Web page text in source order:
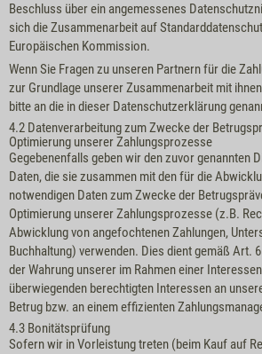
Beschluss über ein angemessenes
sich die Zusammenarbeit auf
Europäischen Kommission.
Wenn Sie Fragen zu unseren Partnern für die
zur Grundlage unserer Zusammenarbeit mit
bitte an die in dieser Datenschutzerklärung
4.2 Datenverarbeitung zum Zwecke der
Optimierung unserer Zahlungsprozesse
Gegebenenfalls geben wir den zuvor genannten
Daten, die sie zusammen mit den für die
notwendigen Daten zum Zwecke der
Optimierung unserer Zahlungsprozesse (z.B.
Abwicklung von angefochtenen Zahlungen,
Buchhaltung) verwenden. Dies dient gemäß Art.
der Wahrung unserer im Rahmen einer
überwiegenden berechtigten Interessen an
Betrug bzw. an einem effizienten
4.3 Bonitätsprüfung
Sofern wir in Vorleistung treten (beim Kauf auf